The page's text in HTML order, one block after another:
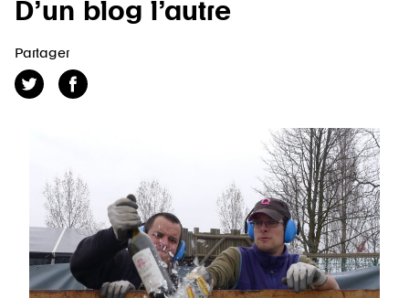
D’un blog l’autre
Partager